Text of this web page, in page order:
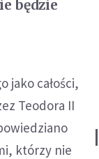
będzie
jako całości,
Teodora II
którzy nie